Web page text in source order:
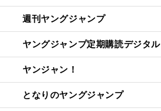
週刊ヤングジャンプ
ヤングジャンプ定期購読デジタル
ヤンジャン！
となりのヤングジャンプ